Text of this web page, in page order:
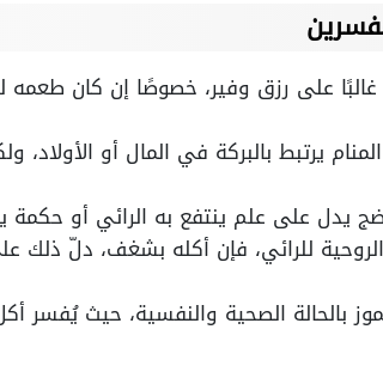
على رزق وفير، خصوصًا إن كان طعمه
يرتبط بالبركة في المال أو
يدل على علم ينتفع به الرائي أو
الروحية للرائي، فإن أكله بشغف، دلّ
بالحالة الصحية والنفسية، حيث يُفسر